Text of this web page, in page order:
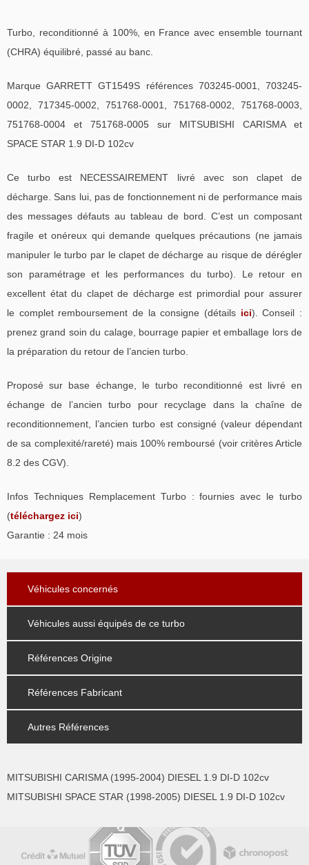
Turbo, reconditionné à 100%, en France avec ensemble tournant
(CHRA) équilibré, passé au banc.
Marque GARRETT GT1549S références 703245-0001, 703245-
0002, 717345-0002, 751768-0001, 751768-0002, 751768-0003,
751768-0004 et 751768-0005 sur MITSUBISHI CARISMA et
SPACE STAR 1.9 DI-D 102cv
Ce turbo est NECESSAIREMENT livré avec son clapet de
décharge. Sans lui, pas de fonctionnement ni de performance mais
des messages défauts au tableau de bord. C’est un composant
fragile et onéreux qui demande quelques précautions (ne jamais
manipuler le turbo par le clapet de décharge au risque de dérégler
son paramétrage et les performances du turbo). Le retour en
excellent état du clapet de décharge est primordial pour assurer
le complet remboursement de la consigne (détails ici). Conseil :
prenez grand soin du calage, bourrage papier et emballage lors de
la préparation du retour de l’ancien turbo.
Proposé sur base échange, le turbo reconditionné est livré en
échange de l’ancien turbo pour recyclage dans la chaîne de
reconditionnement, l’ancien turbo est consigné (valeur dépendant
de sa complexité/rareté) mais 100% remboursé (voir critères Article
8.2 des CGV).
Infos Techniques Remplacement Turbo : fournies avec le turbo
(téléchargez ici)
Garantie : 24 mois
Véhicules concernés
Véhicules aussi équipés de ce turbo
Références Origine
Références Fabricant
Autres Références
MITSUBISHI CARISMA (1995-2004) DIESEL 1.9 DI-D 102cv
MITSUBISHI SPACE STAR (1998-2005) DIESEL 1.9 DI-D 102cv